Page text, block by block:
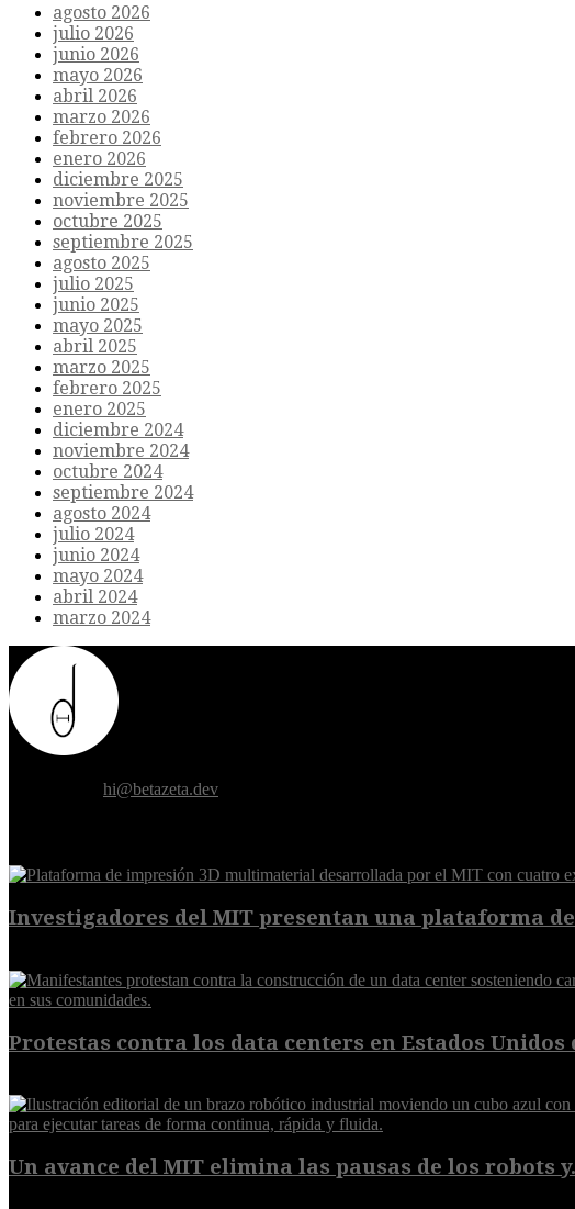
agosto 2026
julio 2026
junio 2026
mayo 2026
abril 2026
marzo 2026
febrero 2026
enero 2026
diciembre 2025
noviembre 2025
octubre 2025
septiembre 2025
agosto 2025
julio 2025
junio 2025
mayo 2025
abril 2025
marzo 2025
febrero 2025
enero 2025
diciembre 2024
noviembre 2024
octubre 2024
septiembre 2024
agosto 2024
julio 2024
junio 2024
mayo 2024
abril 2024
marzo 2024
hi@betazeta.dev
Investigadores del MIT presentan una plataforma
Protestas contra los data centers en Estados Unidos
Un avance del MIT elimina las pausas de los robots